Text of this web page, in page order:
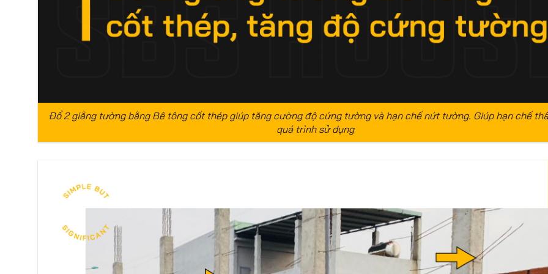
Đổ 2 giằng tường bằng Bê tông cốt thép giúp tăng cường độ cứng tường và hạn chế nứt tường. Giúp hạn chế
quá trình sử dụng